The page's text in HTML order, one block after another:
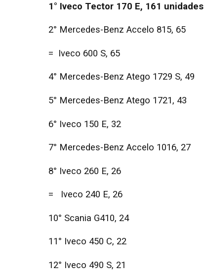
1° Iveco Tector 170 E, 161 unidades
2° Mercedes-Benz Accelo 815, 65
= Iveco 600 S, 65
4° Mercedes-Benz Atego 1729 S, 49
5° Mercedes-Benz Atego 1721, 43
6° Iveco 150 E, 32
7° Mercedes-Benz Accelo 1016, 27
8° Iveco 260 E, 26
= Iveco 240 E, 26
10° Scania G410, 24
11° Iveco 450 C, 22
12° Iveco 490 S, 21